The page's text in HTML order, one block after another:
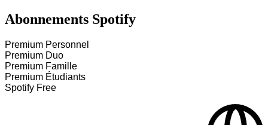
Abonnements Spotify
Premium Personnel
Premium Duo
Premium Famille
Premium Étudiants
Spotify Free